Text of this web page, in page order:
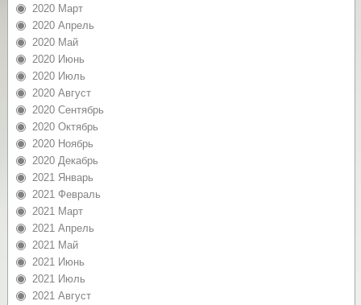
2020 Март
2020 Апрель
2020 Май
2020 Июнь
2020 Июль
2020 Август
2020 Сентябрь
2020 Октябрь
2020 Ноябрь
2020 Декабрь
2021 Январь
2021 Февраль
2021 Март
2021 Апрель
2021 Май
2021 Июнь
2021 Июль
2021 Август